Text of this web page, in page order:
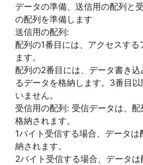
データの準備、送信用の配列と
の配列を準備します
送信用の配列:
配列の1番目には、アクセスする
ます。
配列の2番目には、データ書き
るデータを格納します。3番目
いません。
受信用の配列: 受信データは、
格納されます。
1バイト受信する場合、データは
納されます。
2バイト受信する場合、データ